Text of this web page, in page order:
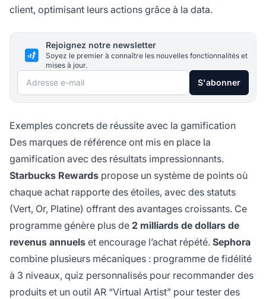
client, optimisant leurs actions grâce à la data.
Rejoignez notre newsletter
Soyez le premier à connaître les nouvelles fonctionnalités et
mises à jour.
Adresse e-mail S'abonner
Exemples concrets de réussite avec la gamification
Des marques de référence ont mis en place la
gamification avec des résultats impressionnants.
Starbucks Rewards propose un système de points où
chaque achat rapporte des étoiles, avec des statuts
(Vert, Or, Platine) offrant des avantages croissants. Ce
programme génère plus de 2 milliards de dollars de
revenus annuels et encourage l’achat répété. Sephora
combine plusieurs mécaniques : programme de fidélité
à 3 niveaux, quiz personnalisés pour recommander des
produits et un outil AR “Virtual Artist” pour tester des